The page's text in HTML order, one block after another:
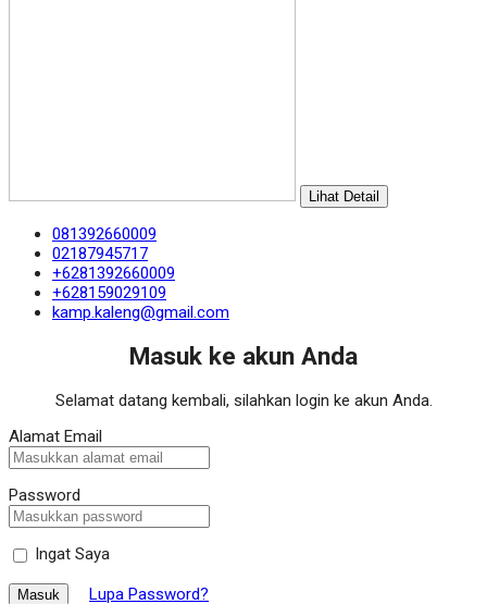
Lihat Detail
081392660009
02187945717
+6281392660009
+628159029109
kamp.kaleng@gmail.com
Masuk ke akun Anda
Selamat datang kembali, silahkan login ke akun Anda.
Alamat Email
Password
Ingat Saya
Masuk Lupa Password?